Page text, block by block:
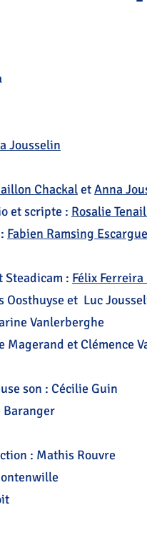
Jousselin
ChackaletAnna
et scripte : Rosalie
Fabien Ramsing
Steadicam : Félix Ferreira
Oosthuyse et Luc
Vanlerberghe
Magerand et Clémence
son : Cécilie Guin
Baranger
: Mathis Rouvre